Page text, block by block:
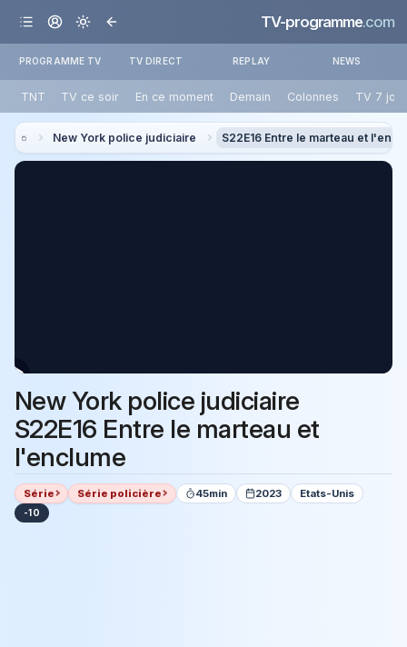
TV-programme.com
PROGRAMME TV TV DIRECT REPLAY NEWS
TNT TV ce soir En ce moment Demain Colonnes TV 7
New York police judiciaire S22E16 Entre le marteau et
New York police judiciaire
S22E16 Entre le marteau et
l'enclume
Série Série policière 45min 2023 Etats-Unis
-10